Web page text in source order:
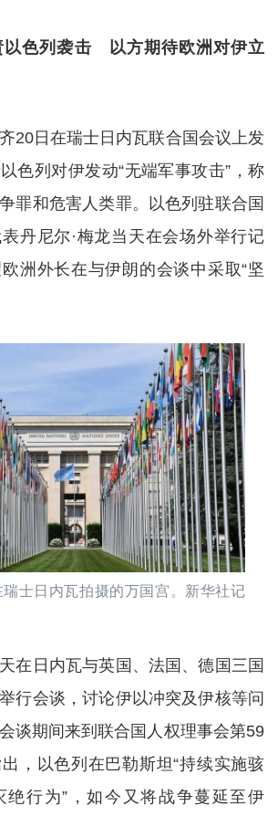
以色列袭击 以方期待欧洲对伊立
20日在瑞士日内瓦联合国会议上发
色列对伊发动“无端军事攻击”，称
罪和危害人类罪。以色列驻联合国
丹尼尔·梅龙当天在会场外举行记
洲外长在与伊朗的会谈中采取“坚
士日内瓦拍摄的万国宫。新华社记
在日内瓦与英国、法国、德国三国
行会谈，讨论伊以冲突及伊核等问
谈期间来到联合国人权理事会第59
，以色列在巴勒斯坦“持续实施骇
绝行为”，如今又将战争蔓延至伊